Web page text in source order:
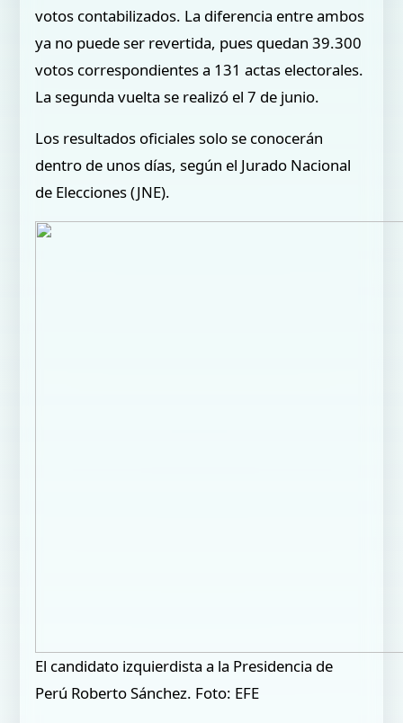
votos contabilizados. La diferencia entre ambos
ya no puede ser revertida, pues quedan 39.300
votos correspondientes a 131 actas electorales.
La segunda vuelta se realizó el 7 de junio.
Los resultados oficiales solo se conocerán
dentro de unos días, según el Jurado Nacional
de Elecciones (JNE).
El candidato izquierdista a la Presidencia de
Perú Roberto Sánchez. Foto: EFE